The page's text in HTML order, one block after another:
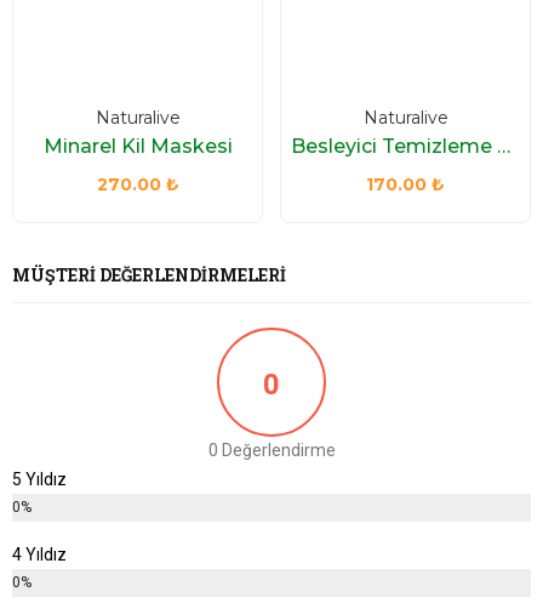
Minarel Kil Maskesi
Naturalive
270.00 ₺
Besleyici Temizleme Sütü 150 ml
Naturalive
170.00 ₺
MÜŞTERI DEĞERLENDIRMELERI
0
0 Değerlendirme
5 Yıldız
0%
4 Yıldız
0%